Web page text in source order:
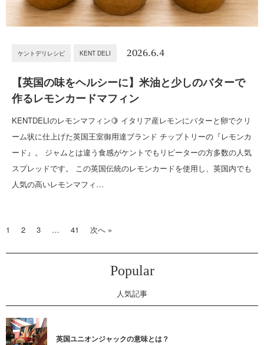
ケントデリレシピ KENT DELI 2026.6.4
【英国の味をヘルシーに】米油と少しのバターで
作るレモンカードマフィン
KENTDELIのレモンマフィン🍋 イタリア産レモンにバターと卵でクリ
ーム状に仕上げた英国王室御用達ブランド チップトリーの『レモンカ
ード』。 ジャムとは違う食感がケントでもリピーターの方多数の人気
スプレッドです。 この英国伝統のレモンカードを使用し、英国内でも
人気の高いレモンマフィ…
1 2 3 … 41 次へ »
Popular
人気記事
英国ユニオンジャックの意味とは？